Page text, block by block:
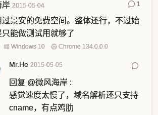
岸 2015-05-04 1
过景安的免费空间。整体还行，不过始
能做测试用就够了
Windows 10 Chrome 134.0.0.0
Mr.He 2015-05-05
回复 @微风海岸 :
感觉速度太慢了，域名解析还只支持
cname，有点鸡肋